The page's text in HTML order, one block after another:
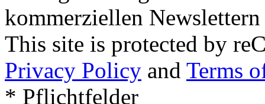
kommerziellen
This site is protected by
Privacy Policy and Terms
* Pflichtfelder